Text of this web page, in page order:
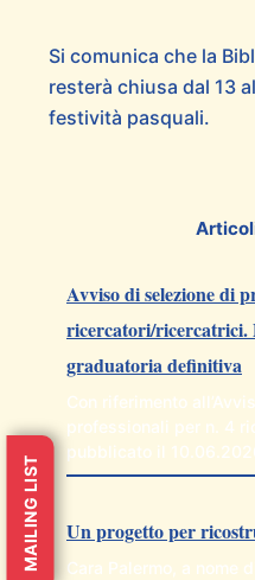
Si comunica che la
resterà chiusa dal 13
festività pasquali.
Avviso di selezione di
ricercatori/ricercatrici.
graduatoria definitiva
Con riferimento
professionali per n. 4
pubblicato il
Un progetto per
Cara Palermo, a nome
MAILING LIST